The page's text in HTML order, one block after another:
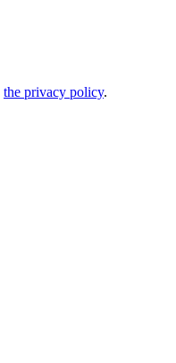
the privacy policy.